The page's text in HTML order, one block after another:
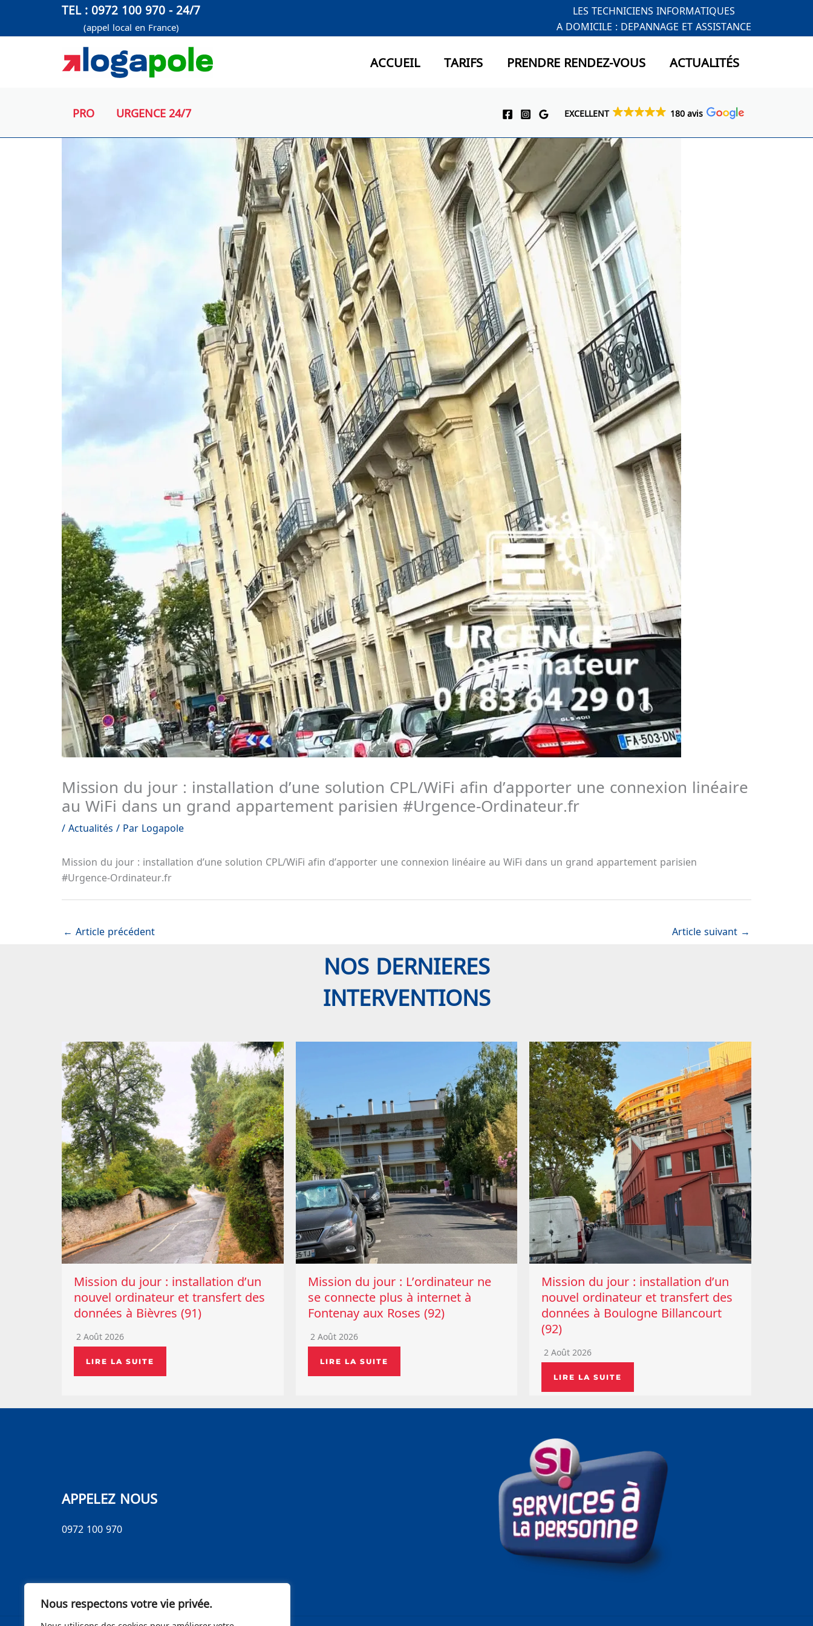
Nous respectons votre vie privée.
contenu
TEL : 0972 100 970 - 24/7
(appel local en France)
LES TECHNICIENS INFORMATIQUES
A DOMICILE : DEPANNAGE ET ASSISTANCE
ACCUEIL TARIFS PRENDRE RENDEZ-VOUS ACTUALITÉS
PRO URGENCE 24/7 EXCELLENT 180 avis
Mission du jour : installation d’une solution CPL/WiFi afin d’apporter une connexion linéaire
au WiFi dans un grand appartement parisien #Urgence-Ordinateur.fr
/ Actualités / Par Logapole
Mission du jour : installation d’une solution CPL/WiFi afin d’apporter une connexion linéaire au WiFi dans un grand appartement parisien
#Urgence-Ordinateur.fr
← Article précédent Article suivant →
NOS DERNIERES
INTERVENTIONS
Mission du jour : installation d’un
nouvel ordinateur et transfert des
données à Bièvres (91)
2 Août 2026
LIRE LA SUITE
Mission du jour : L’ordinateur ne
se connecte plus à internet à
Fontenay aux Roses (92)
2 Août 2026
LIRE LA SUITE
Mission du jour : installation d’un
nouvel ordinateur et transfert des
données à Boulogne Billancourt
(92)
2 Août 2026
LIRE LA SUITE
APPELEZ NOUS
0972 100 970